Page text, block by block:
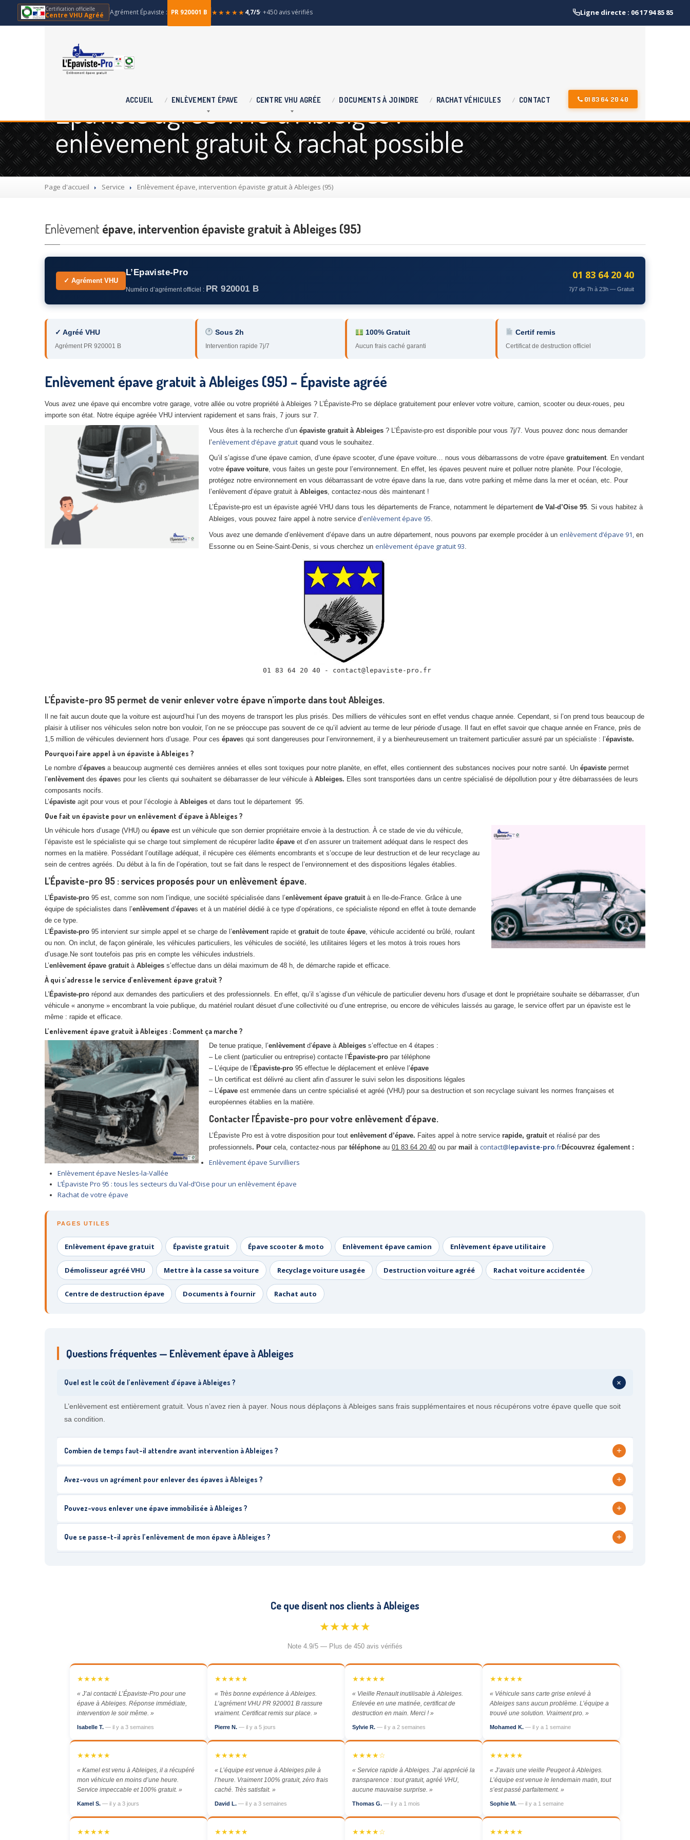
Certification officielle
Centre VHU Agréé Agrément Épaviste : PR 920001 B ★★★★★4,7/5· +450 avis vérifiés Ligne directe : 06 17 94 85 85
ACCUEIL ENLÈVEMENT ÉPAVE CENTRE VHU AGRÉE DOCUMENTS À JOINDRE RACHAT VÉHICULES CONTACT 01 83 64 20 40
Épaviste agréé VHU à Ableiges :
enlèvement gratuit & rachat possible
Page d'accueil Service Enlèvement épave, intervention épaviste gratuit à Ableiges (95)
Enlèvement épave, intervention épaviste gratuit à Ableiges (95)
✓ Agrément VHU
L’Epaviste-Pro
Numéro d’agrément officiel : PR 920001 B
01 83 64 20 40
7j/7 de 7h à 23h — Gratuit
✓ Agréé VHU
Agrément PR 920001 B
Sous 2h
Intervention rapide 7j/7
100% Gratuit
Aucun frais caché garanti
Certif remis
Certificat de destruction officiel
Enlèvement épave gratuit à Ableiges (95) – Épaviste agréé
Vous avez une épave qui encombre votre garage, votre allée ou votre propriété à Ableiges ? L’Épaviste-Pro se déplace gratuitement pour enlever votre voiture, camion, scooter ou deux-roues, peu
importe son état. Notre équipe agréée VHU intervient rapidement et sans frais, 7 jours sur 7.
Vous êtes à la recherche d’un épaviste gratuit à Ableiges ? L’Épaviste-pro est disponible pour vous 7j/7. Vous pouvez donc nous demander
l’enlèvement d’épave gratuit quand vous le souhaitez.
Qu’il s’agisse d’une épave camion, d’une épave scooter, d’une épave voiture… nous vous débarrassons de votre épave gratuitement. En vendant
votre épave voiture, vous faites un geste pour l’environnement. En effet, les épaves peuvent nuire et polluer notre planète. Pour l’écologie,
protégez notre environnement en vous débarrassant de votre épave dans la rue, dans votre parking et même dans la mer et océan, etc. Pour
l’enlèvement d’épave gratuit à Ableiges, contactez-nous dès maintenant !
L’Épaviste-pro est un épaviste agréé VHU dans tous les départements de France, notamment le département de Val-d’Oise 95. Si vous habitez à
Ableiges, vous pouvez faire appel à notre service d’enlèvement épave 95.
Vous avez une demande d’enlèvement d’épave dans un autre département, nous pouvons par exemple procéder à un enlèvement d’épave 91, en
Essonne ou en Seine-Saint-Denis, si vous cherchez un enlèvement épave gratuit 93.
01 83 64 20 40 - contact@lepaviste-pro.fr
L’Épaviste-pro 95 permet de venir enlever votre épave n’importe dans tout Ableiges.
Il ne fait aucun doute que la voiture est aujourd’hui l’un des moyens de transport les plus prisés. Des milliers de véhicules sont en effet vendus chaque année. Cependant, si l’on prend tous beaucoup de
plaisir à utiliser nos véhicules selon notre bon vouloir, l’on ne se préoccupe pas souvent de ce qu’il advient au terme de leur période d’usage. Il faut en effet savoir que chaque année en France, près de
1,5 million de véhicules deviennent hors d’usage. Pour ces épaves qui sont dangereuses pour l’environnement, il y a bienheureusement un traitement particulier assuré par un spécialiste : l’épaviste.
Pourquoi faire appel à un épaviste à Ableiges ?
Le nombre d’épaves a beaucoup augmenté ces dernières années et elles sont toxiques pour notre planète, en effet, elles contiennent des substances nocives pour notre santé. Un épaviste permet
l’enlèvement des épaves pour les clients qui souhaitent se débarrasser de leur véhicule à Ableiges. Elles sont transportées dans un centre spécialisé de dépollution pour y être débarrassées de leurs
composants nocifs.
L’épaviste agit pour vous et pour l’écologie à Ableiges et dans tout le département 95.
Que fait un épaviste pour un enlèvement d’épave à Ableiges ?
Un véhicule hors d’usage (VHU) ou épave est un véhicule que son dernier propriétaire envoie à la destruction. À ce stade de vie du véhicule,
l’épaviste est le spécialiste qui se charge tout simplement de récupérer ladite épave et d’en assurer un traitement adéquat dans le respect des
normes en la matière. Possédant l’outillage adéquat, il récupère ces éléments encombrants et s’occupe de leur destruction et de leur recyclage au
sein de centres agréés. Du début à la fin de l’opération, tout se fait dans le respect de l’environnement et des dispositions légales établies.
L’Épaviste-pro 95 : services proposés pour un enlèvement épave.
L’ Épaviste-pro 95 est, comme son nom l’indique, une société spécialisée dans l’enlèvement épave gratuit à en Ile-de-France. Grâce à une
équipe de spécialistes dans l’enlèvement d’épaves et à un matériel dédié à ce type d’opérations, ce spécialiste répond en effet à toute demande
de ce type.
L’ Épaviste-pro 95 intervient sur simple appel et se charge de l’enlèvement rapide et gratuit de toute épave , véhicule accidenté ou brûlé, roulant
ou non. On inclut, de façon générale, les véhicules particuliers, les véhicules de société, les utilitaires légers et les motos à trois roues hors
d’usage.Ne sont toutefois pas pris en compte les véhicules industriels.
L’enlèvement épave gratuit à Ableiges s’effectue dans un délai maximum de 48 h, de démarche rapide et efficace.
À qui s’adresse le service d’enlèvement épave gratuit ?
L’ Épaviste-pro répond aux demandes des particuliers et des professionnels. En effet, qu’il s’agisse d’un véhicule de particulier devenu hors d’usage et dont le propriétaire souhaite se débarrasser, d’un
véhicule « anonyme » encombrant la voie publique, du matériel roulant désuet d’une collectivité ou d’une entreprise, ou encore de véhicules laissés au garage, le service offert par un épaviste est le
même : rapide et efficace.
L’enlèvement épave gratuit à Ableiges : Comment ça marche ?
De tenue pratique, l’enlèvement d’épave à Ableiges s’effectue en 4 étapes :
– Le client (particulier ou entreprise) contacte l’ Épaviste-pro par téléphone
– L’équipe de l’ Épaviste-pro 95 effectue le déplacement et enlève l’épave
– Un certificat est délivré au client afin d’assurer le suivi selon les dispositions légales
– L’épave est emmenée dans un centre spécialisé et agréé (VHU) pour sa destruction et son recyclage suivant les normes françaises et
européennes établies en la matière.
Contacter l’Épaviste-pro pour votre enlèvement d’épave.
L’Épaviste Pro est à votre disposition pour tout enlèvement d’épave. Faites appel à notre service rapide, gratuit et réalisé par des
professionnels. Pour cela, contactez-nous par téléphone au 01 83 64 20 40 ou par mail à contact@lepaviste-pro.frDécouvrez également :
Enlèvement épave Survilliers
Enlèvement épave Nesles-la-Vallée
L’Épaviste Pro 95 : tous les secteurs du Val-d’Oise pour un enlèvement épave
Rachat de votre épave
PAGES UTILES
Enlèvement épave gratuit Épaviste gratuit Épave scooter & moto Enlèvement épave camion Enlèvement épave utilitaire
Démolisseur agréé VHU Mettre à la casse sa voiture Recyclage voiture usagée Destruction voiture agréé Rachat voiture accidentée
Centre de destruction épave Documents à fournir Rachat auto
Questions fréquentes — Enlèvement épave à Ableiges
Quel est le coût de l’enlèvement d’épave à Ableiges ? +
L’enlèvement est entièrement gratuit. Vous n’avez rien à payer. Nous nous déplaçons à Ableiges sans frais supplémentaires et nous récupérons votre épave quelle que soit
sa condition.
Combien de temps faut-il attendre avant intervention à Ableiges ? +
Avez-vous un agrément pour enlever des épaves à Ableiges ? +
Pouvez-vous enlever une épave immobilisée à Ableiges ? +
Que se passe-t-il après l’enlèvement de mon épave à Ableiges ? +
Ce que disent nos clients à Ableiges
★★★★★
Note 4.9/5 — Plus de 450 avis vérifiés
★★★★★
« J’ai contacté L’Épaviste-Pro pour une
épave à Ableiges. Réponse immédiate,
intervention le soir même. »
Isabelle T. — il y a 3 semaines
★★★★★
« Très bonne expérience à Ableiges.
L’agrément VHU PR 920001 B rassure
vraiment. Certificat remis sur place. »
Pierre N. — il y a 5 jours
★★★★★
« Vieille Renault inutilisable à Ableiges.
Enlevée en une matinée, certificat de
destruction en main. Merci ! »
Sylvie R. — il y a 2 semaines
★★★★★
« Véhicule sans carte grise enlevé à
Ableiges sans aucun problème. L’équipe a
trouvé une solution. Vraiment pro. »
Mohamed K. — il y a 1 semaine
★★★★★
« Kamel est venu à Ableiges, il a récupéré
mon véhicule en moins d’une heure.
Service impeccable et 100% gratuit. »
Kamel S. — il y a 3 jours
★★★★★
« L’équipe est venue à Ableiges pile à
l’heure. Vraiment 100% gratuit, zéro frais
caché. Très satisfait. »
David L. — il y a 3 semaines
★★★★☆
« Service rapide à Ableiges. J’ai apprécié la
transparence : tout gratuit, agréé VHU,
aucune mauvaise surprise. »
Thomas G. — il y a 1 mois
★★★★★
« J’avais une vieille Peugeot à Ableiges.
L’équipe est venue le lendemain matin, tout
s’est passé parfaitement. »
Sophie M. — il y a 1 semaine
★★★★★ ★★★★★ ★★★★☆ ★★★★★